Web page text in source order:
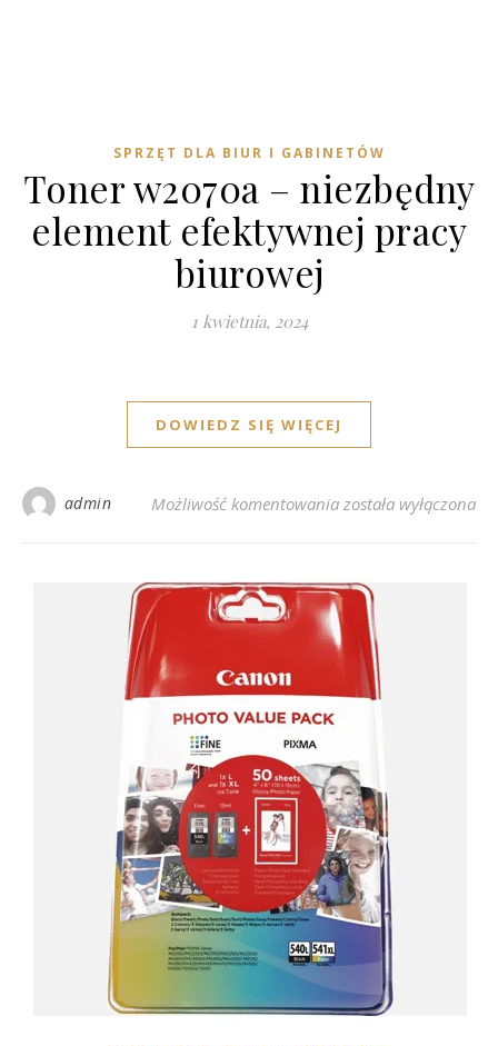
SPRZĘT DLA BIUR I GABINETÓW
Toner w2070a – niezbędny
element efektywnej pracy
biurowej
1 kwietnia, 2024
DOWIEDZ SIĘ WIĘCEJ
admin Możliwość komentowania Toner w2070a –
została wyłączona